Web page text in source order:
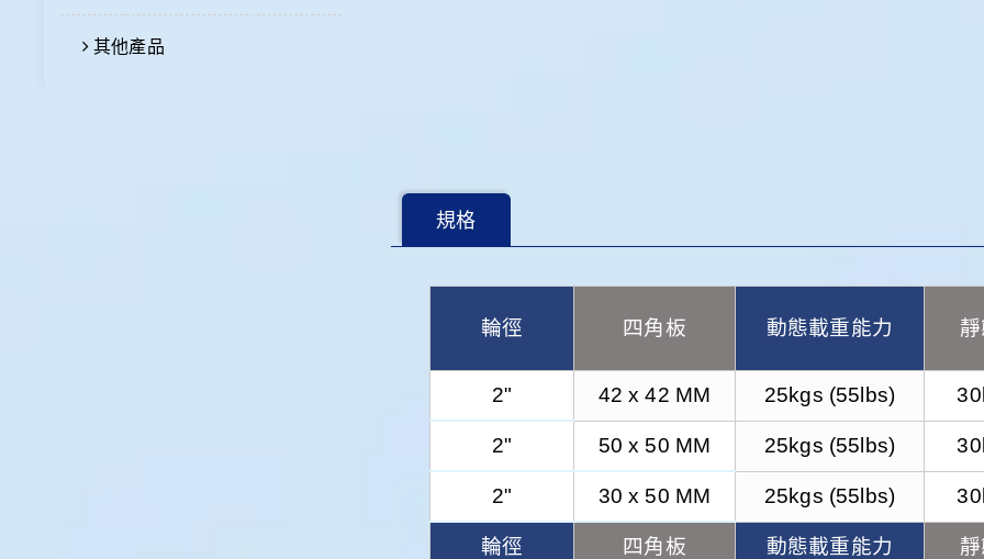
其他產品
規格
輪徑 四角板 動態載重能力
2" 42 x 42 MM 25kgs (55lbs)
2" 50 x 50 MM 25kgs (55lbs)
2" 30 x 50 MM 25kgs (55lbs)
輪徑 四角板 動態載重能力